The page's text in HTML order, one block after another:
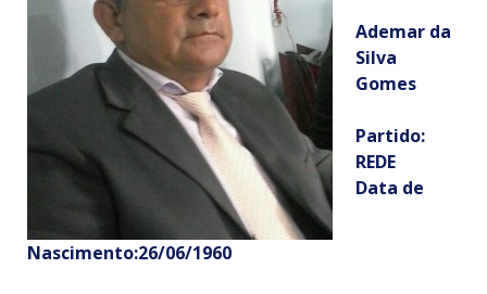
Ademar da
Silva
Gomes
Partido:
REDE
Data de
Nascimento:26/06/1960